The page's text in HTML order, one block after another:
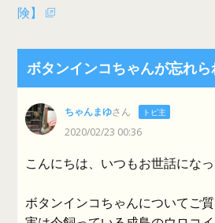
険】
ボタンインコちゃんが忘れ
ちゃんまゆさん トピ主
2020/02/23 00:36
こんにちは、いつもお世話になっ
ボタンインコちゃんについてご質